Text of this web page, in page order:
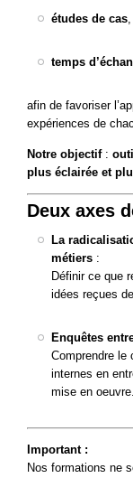
études de cas,
temps
afin de favoriser
expériences de
Notre objectif:
plus éclairée et
Deux axes
La
métiers:
Définir ce que
idées reçues
Enquêtes
Comprendre le
internes en
mise en oeuvre.
Important :
Nos formations ne